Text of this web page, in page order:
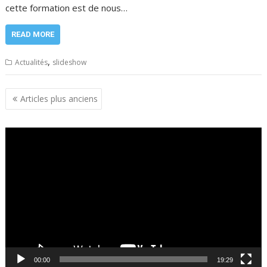
cette formation est de nous…
READ MORE
Actualités, slideshow
Navigation
des
articles
Articles plus anciens
00:00 19:29